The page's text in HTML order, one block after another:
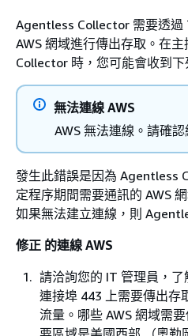
Agentless Collector 需要透過
AWS 網域進行傳出存取。在
Collector 時，您可能會收到下
無法連線 AWS
AWS 無法連線。請確認
發生此錯誤是因為 Agentless
定程序期間需要通訊的 AWS
如果無法建立連線，則
修正 的連線 AWS
請洽詢您的 IT 管理員，
連接埠 443 上需要傳出存
流量。哪些 AWS 網域需